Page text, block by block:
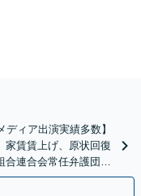
ディア出演実績多数】
家賃賃上げ、原状回復
合連合会常任弁護団と